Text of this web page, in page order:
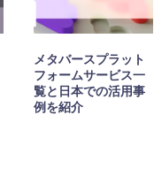
メタバースプラット
フォームサービス一
覧と日本での活用事
例を紹介